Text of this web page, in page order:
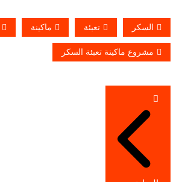
السكر تعبئة ماكينة
مشروع ماكينة تعبئة السكر
تصفّح
المقالات